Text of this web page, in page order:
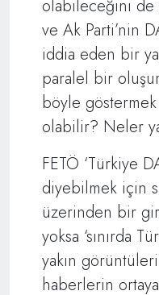
olabileceğini de
ve Ak Parti’nin
iddia eden bir
paralel bir
böyle
olabilir? Neler
FETÖ ‘Türkiye
diyebilmek için
üzerinden bir
yoksa ‘sınırda
yakın
haberlerin ortaya